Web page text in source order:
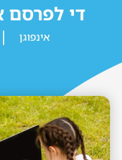
די לפרסם
אינפוגן